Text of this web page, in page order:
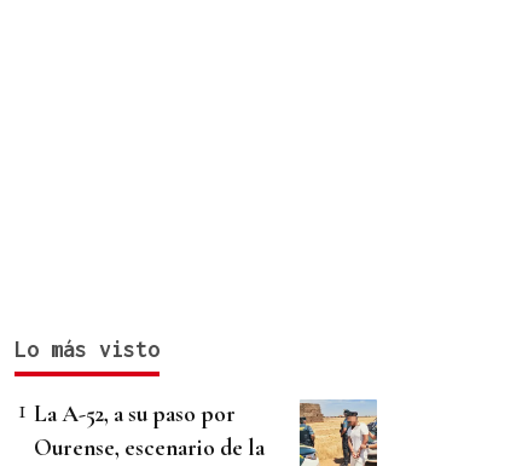
Lo más visto
La A-52, a su paso por
Ourense, escenario de la